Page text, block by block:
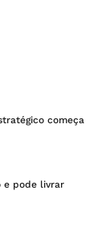
começa
e pode livrar